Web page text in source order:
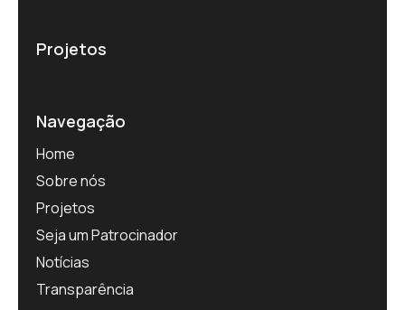
Projetos
Navegação
Home
Sobre nós
Projetos
Seja um Patrocinador
Notícias
Transparência